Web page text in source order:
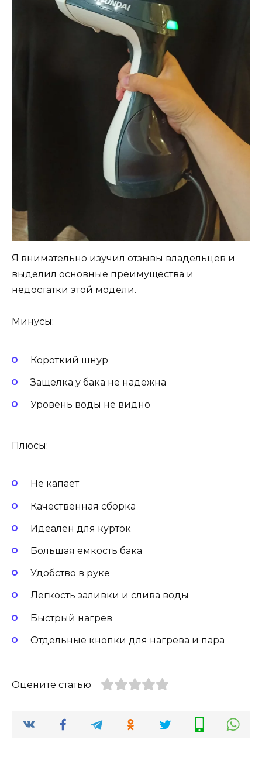
Я внимательно изучил отзывы владельцев и
выделил основные преимущества и
недостатки этой модели.
Минусы:
Короткий шнур
Защелка у бака не надежна
Уровень воды не видно
Плюсы:
Не капает
Качественная сборка
Идеален для курток
Большая емкость бака
Удобство в руке
Легкость заливки и слива воды
Быстрый нагрев
Отдельные кнопки для нагрева и пара
Оцените статью